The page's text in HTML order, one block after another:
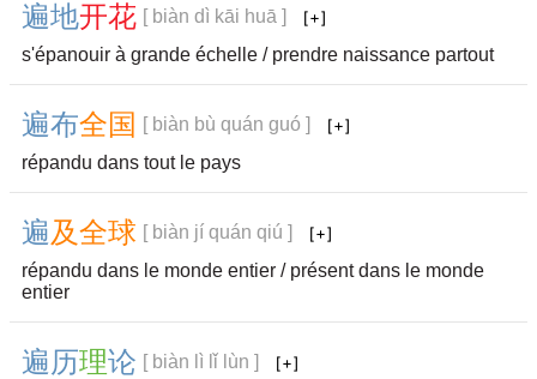
遍地开花 [ biàn dì kāi huā ]
s'épanouir à grande échelle / prendre naissance partout
遍布全国
[ biàn bù quán guó ]
répandu dans tout le pays
遍及全球 [ biàn jí quán qiú ]
répandu dans le monde entier / présent dans le monde
entier
遍历理论 [ biàn lì lǐ lùn ]